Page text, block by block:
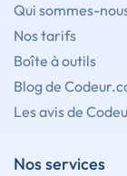
Qui sommes-
Nos tarifs
Boîte à outils
Blog de
Les avis de
Nos services